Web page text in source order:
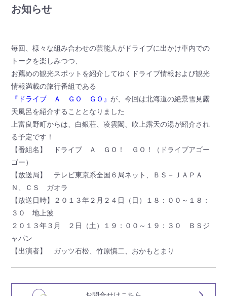
お知らせ
毎回、様々な組み合わせの芸能人がドライブに出かけ車内での
トークを楽しみつつ、
お薦めの観光スポットを紹介してゆくドライブ情報および観光
情報満載の旅行番組である
『ドライブ Ａ ＧＯ ＧＯ』 が、今回は北海道の絶景雪見露
天風呂を紹介することとなりました
上富良野町からは、白銀荘、凌雲閣、吹上露天の湯が紹介され
る予定です！
【番組名】 ドライブ Ａ ＧＯ！ ＧＯ！（ドライブアゴー
ゴー）
【放送局】 テレビ東京系全国６局ネット、ＢＳ－ＪＡＰＡ
Ｎ、ＣＳ ガオラ
【放送日時】２０１３年２月２４日（日）１８：００～１８：
３０ 地上波
２０１３年３月 ２日（土）１９：００～１９：３０ ＢＳジ
ャパン
【出演者】 ガッツ石松、竹原慎二、おかもとまり